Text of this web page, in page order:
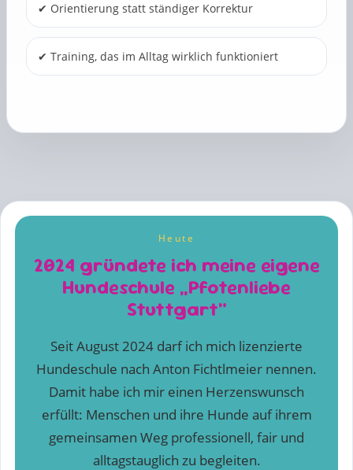
✔ Orientierung statt ständiger Korrektur
✔ Training, das im Alltag wirklich funktioniert
Heute
2024 gründete ich meine eigene
Hundeschule „Pfotenliebe
Stuttgart“
Seit August 2024 darf ich mich lizenzierte
Hundeschule nach Anton Fichtlmeier nennen.
Damit habe ich mir einen Herzenswunsch
erfüllt: Menschen und ihre Hunde auf ihrem
gemeinsamen Weg professionell, fair und
alltagstauglich zu begleiten.